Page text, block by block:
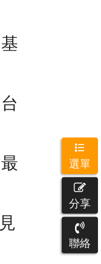
選單
分享
聯絡